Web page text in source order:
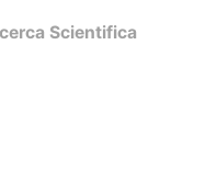
Scientifica